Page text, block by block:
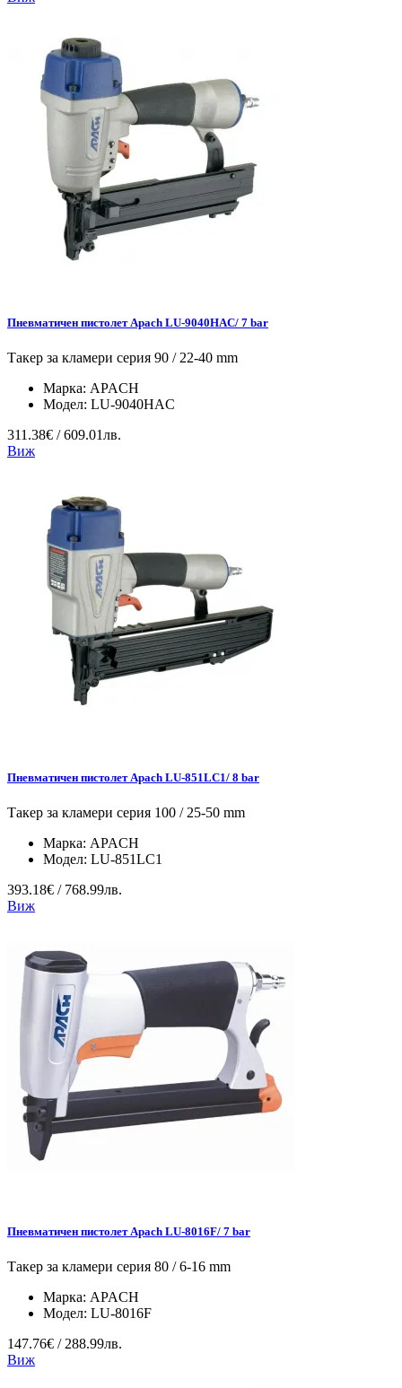
Пневматичен пистолет Apach LU-9040HAC/ 7 bar
Такер за кламери серия 90 / 22-40 mm
Марка: APACH
Модел: LU-9040HAC
311.38€ / 609.01лв.
Виж
Пневматичен пистолет Apach LU-851LC1/ 8 bar
Такер за кламери серия 100 / 25-50 mm
Марка: APACH
Модел: LU-851LC1
393.18€ / 768.99лв.
Виж
Пневматичен пистолет Apach LU-8016F/ 7 bar
Такер за кламери серия 80 / 6-16 mm
Марка: APACH
Модел: LU-8016F
147.76€ / 288.99лв.
Виж